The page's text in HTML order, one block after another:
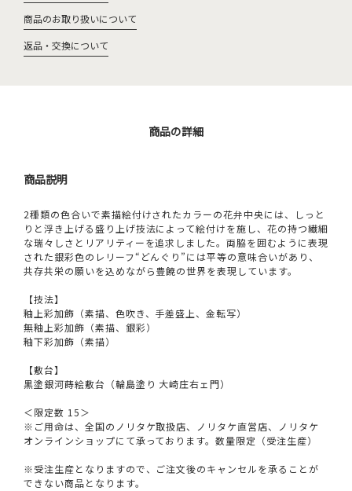
商品のお取り扱いについて
返品・交換について
商品の詳細
商品説明
2種類の色合いで素描絵付けされたカラーの花弁中央には、しっと
りと浮き上げる盛り上げ技法によって絵付けを施し、花の持つ繊細
な瑞々しさとリアリティーを追求しました。両脇を囲むように表現
された銀彩色のレリーフ“どんぐり”には平等の意味合いがあり、
共存共栄の願いを込めながら豊饒の世界を表現しています。
【技法】
釉上彩加飾（素描、色吹き、手差盛上、金転写）
無釉上彩加飾（素描、銀彩）
釉下彩加飾（素描）
【敷台】
黒塗銀河蒔絵敷台（輪島塗り 大崎庄右ェ門）
＜限定数 15＞
※ご用命は、全国のノリタケ取扱店、ノリタケ直営店、ノリタケ
オンラインショップにて承っております。数量限定（受注生産）
※受注生産となりますので、ご注文後のキャンセルを承ることが
できない商品となります。